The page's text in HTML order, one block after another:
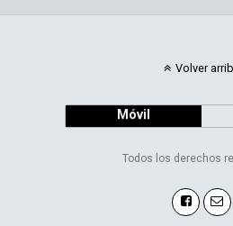
Volver
Móvil
Todos los derechos